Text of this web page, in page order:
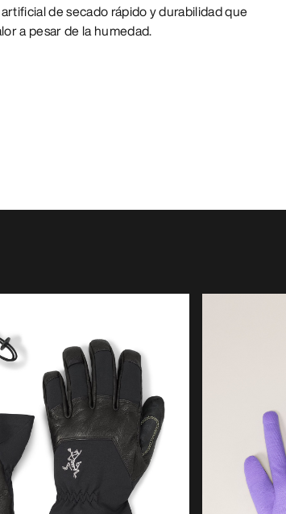
de secado rápido y durabilidad que
a pesar de la humedad.